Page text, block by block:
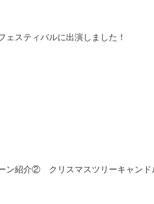
スティバルに出演しました！
ン紹介② クリスマスツリーキャンド